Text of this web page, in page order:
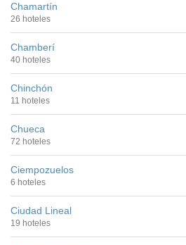
Chamartín
26 hoteles
Chamberí
40 hoteles
Chinchón
11 hoteles
Chueca
72 hoteles
Ciempozuelos
6 hoteles
Ciudad Lineal
19 hoteles